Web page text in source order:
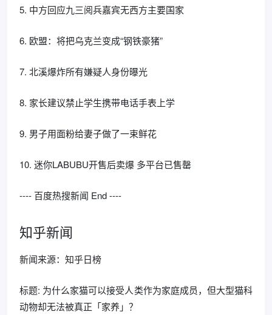
5. 中方回应九三阅兵嘉宾无西方主要国家
6. 欧盟：将把乌克兰变成“钢铁豪猪”
7. 北溪爆炸所有嫌疑人身份曝光
8. 家长建议禁止学生携带电话手表上学
9. 男子用面粉给妻子做了一束鲜花
10. 迷你LABUBU开售后卖爆 多平台已售罄
---- 百度热搜新闻 End ----
知乎新闻
新闻来源：知乎日榜
标题: 为什么家猫可以接受人类作为家庭成员，但大型猫科
动物却无法被真正「家养」？